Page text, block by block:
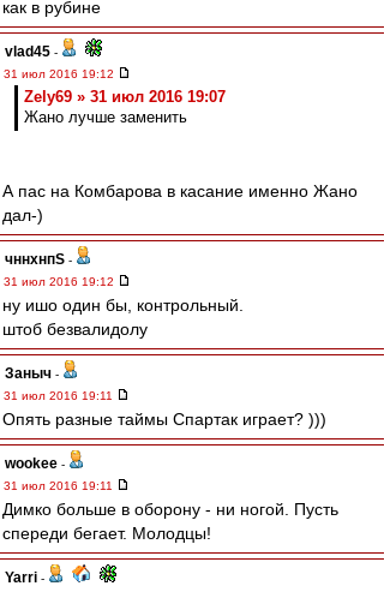
как в рубине
vlad45 -
31 июл 2016 19:12
Zely69 » 31 июл 2016 19:07
Жано лучше заменить
А пас на Комбарова в касание именно Жано
дал-)
чннхнпS -
31 июл 2016 19:12
ну ишо один бы, контрольный.
штоб безвалидолу
Заныч -
31 июл 2016 19:11
Опять разные таймы Спартак играет? )))
wookee -
31 июл 2016 19:11
Димко больше в оборону - ни ногой. Пусть
спереди бегает. Молодцы!
Yarri -